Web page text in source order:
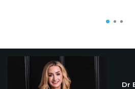
Dr